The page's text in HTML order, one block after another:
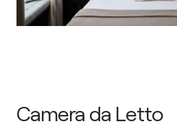
Camera da Letto